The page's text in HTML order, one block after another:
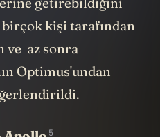
getirebildiğini
kişi tarafından
ve az sonra
Optimus'undan